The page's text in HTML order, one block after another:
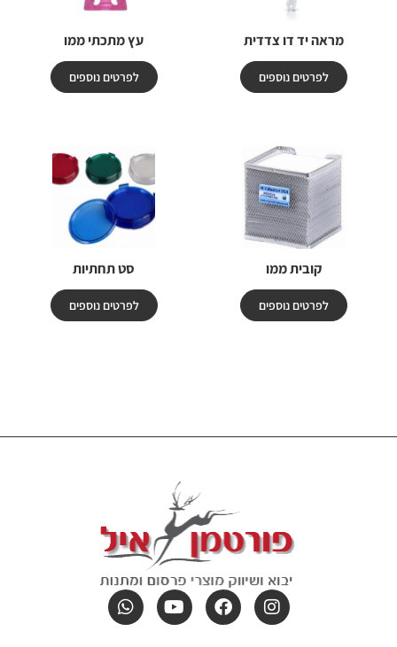
מראה יד דו צדדית
לפרטים נוספים
עץ מתכתי ממו
לפרטים נוספים
קובית ממו
לפרטים נוספים
סט תחתיות
לפרטים נוספים